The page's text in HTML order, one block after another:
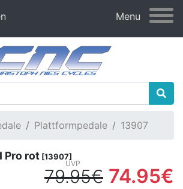
Menu
Plattformpedale 13907
Pro rot [13907]
79.95€ 74.95€